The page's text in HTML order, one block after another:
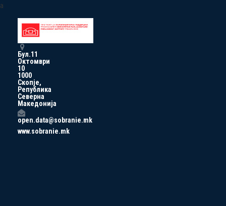
a
Бул.11
Октомври
10
1000
Скопје,
Република
Северна
Македонија
open.data@sobranie.mk
www.sobranie.mk